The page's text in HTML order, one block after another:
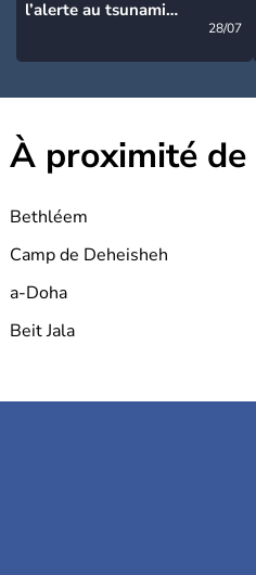
l’alerte au tsunami
28/07
À proximité de
Bethléem
Camp de Deheisheh
a-Doha
Beit Jala